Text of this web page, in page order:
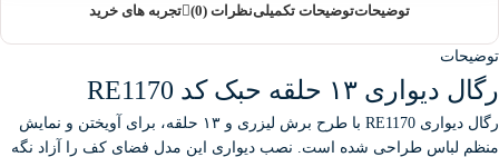
توضیحاتتوضیحات تکمیلینظرات (0) تجربه های خرید
توضیحات
رگال دیواری ۱۳ حلقه حبک کد RE1170
رگال دیواری RE1170 با طرح برش لیزری و ۱۳ حلقه، برای آویختن و نمایش
منظم لباس طراحی شده است. نصب دیواری این مدل فضای کف را آزاد نگه